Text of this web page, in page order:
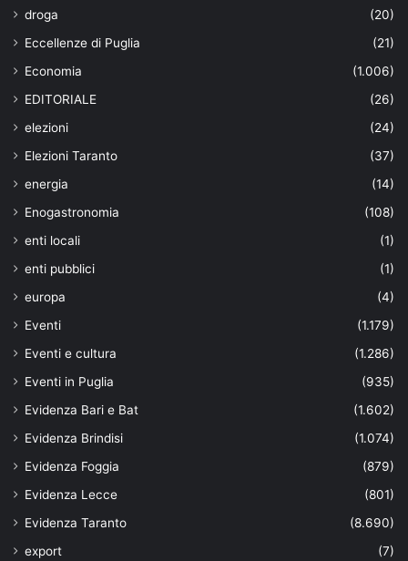
droga
(20)
Eccellenze di Puglia
(21)
Economia
(1.006)
EDITORIALE
(26)
elezioni
(24)
Elezioni Taranto
(37)
energia
(14)
Enogastronomia
(108)
enti locali
(1)
enti pubblici
(1)
europa
(4)
Eventi
(1.179)
Eventi e cultura
(1.286)
Eventi in Puglia
(935)
Evidenza Bari e Bat
(1.602)
Evidenza Brindisi
(1.074)
Evidenza Foggia
(879)
Evidenza Lecce
(801)
Evidenza Taranto
(8.690)
export
(7)